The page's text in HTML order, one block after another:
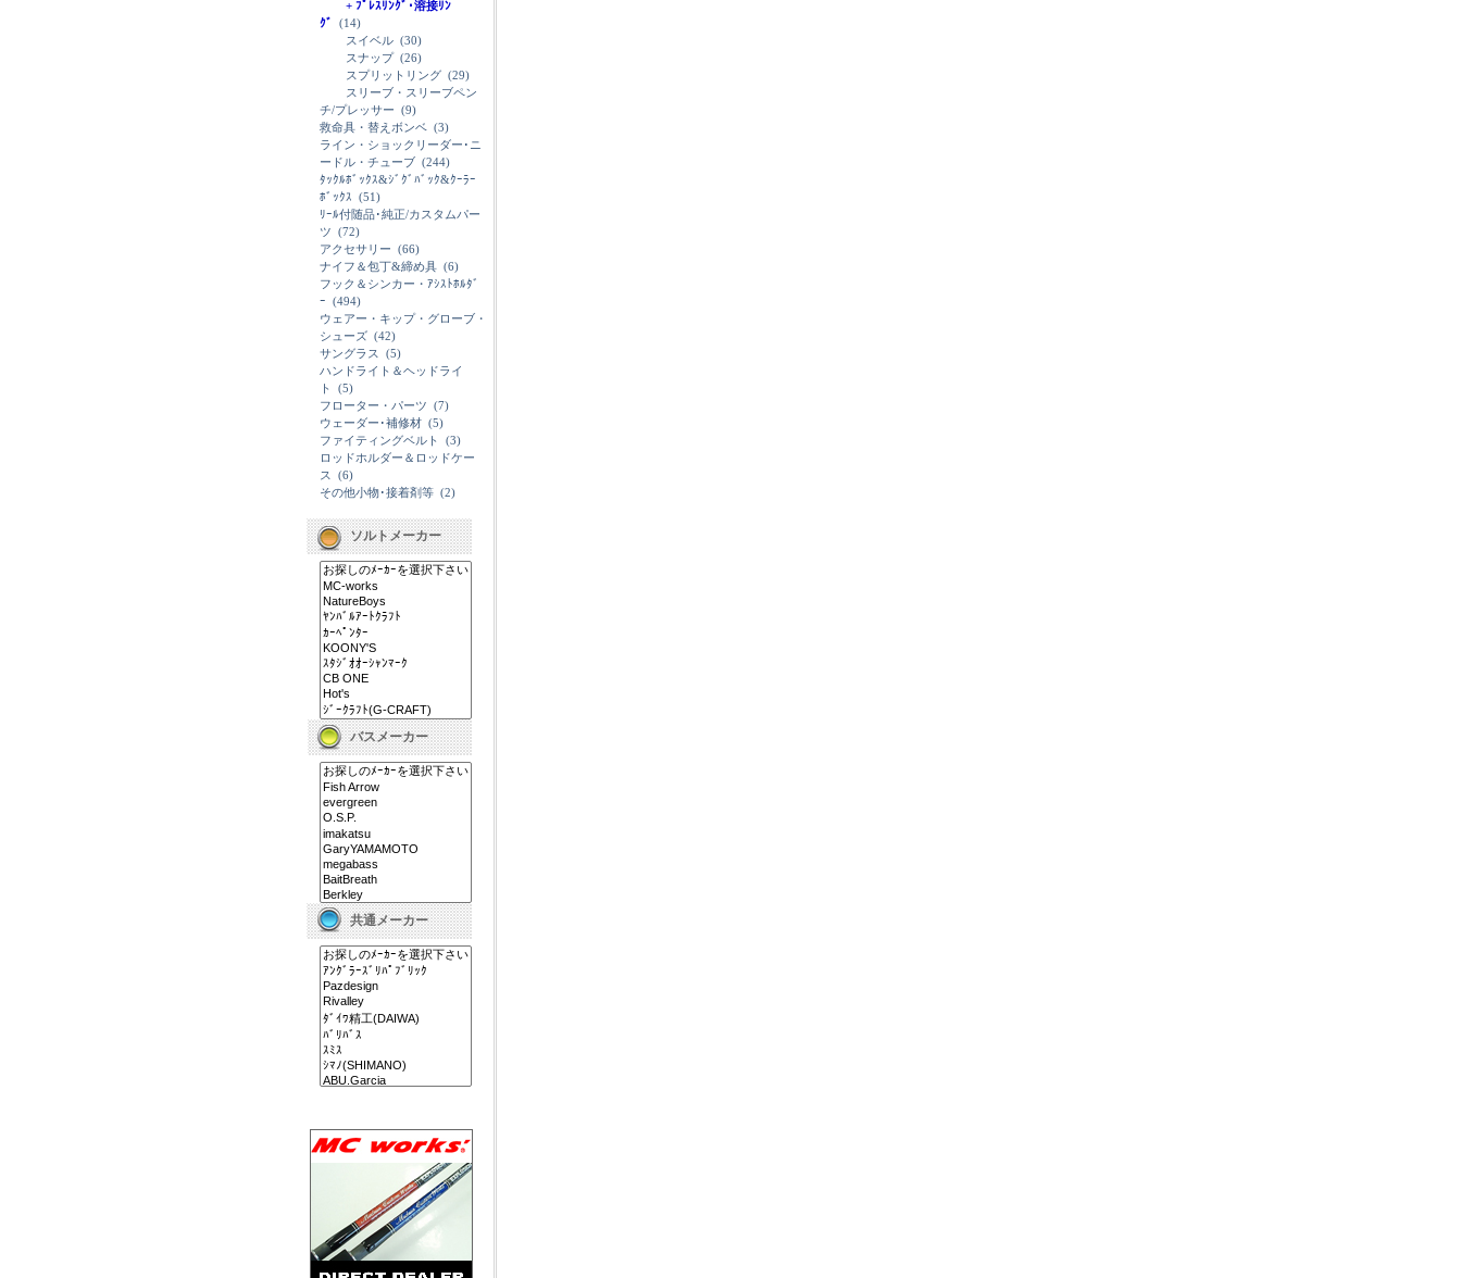
+ ﾌﾟﾚｽﾘﾝｸﾞ･溶接ﾘﾝ
ｸﾞ
(14)
スイベル (30)
スナップ(26)
スプリットリング (29)
スリーブ・スリーブペン
チ/プレッサー (9)
救命具・替えボンベ (3)
ライン・ショックリーダー･ニ
ードル・チューブ (244)
ﾀｯｸﾙﾎﾞｯｸｽ&ｼﾞｸﾞﾊﾞｯｸ&ｸｰﾗｰ
ﾎﾞｯｸｽ (51)
ﾘｰﾙ付随品･純正/カスタムパー
ツ (72)
アクセサリー (66)
ナイフ＆包丁&締め具 (6)
フック＆シンカー・ｱｼｽﾄﾎﾙﾀﾞ
ｰ (494)
ウェアー・キップ・グローブ・
シューズ (42)
サングラス
(5)
ハンドライト＆ヘッドライ
ト
(5)
フローター・パーツ (7)
ウェーダー･補修材 (5)
ファイティングベルト
(3)
ロッドホルダー＆ロッドケー
ス
(6)
その他小物･接着剤等 (2)
ソルトメーカー
バスメーカー
共通メーカー